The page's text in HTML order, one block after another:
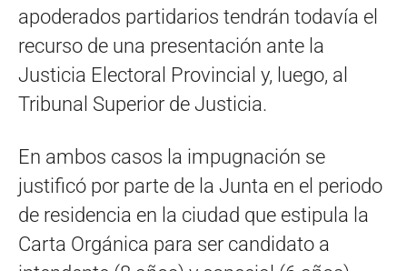
apoderados partidarios tendrán todavía el
recurso de una presentación ante la
Justicia Electoral Provincial y, luego, al
Tribunal Superior de Justicia.
En ambos casos la impugnación se
justificó por parte de la Junta en el periodo
de residencia en la ciudad que estipula la
Carta Orgánica para ser candidato a